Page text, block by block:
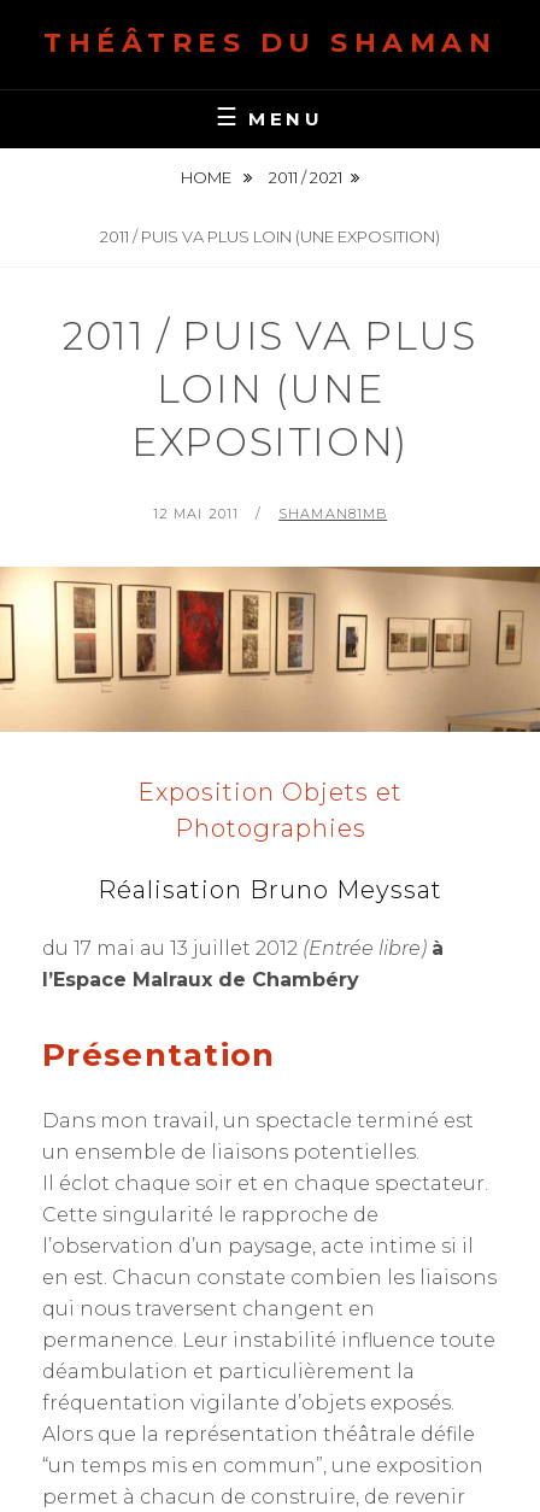
THÉÂTRES DU SHAMAN
MENU
HOME 2011 / 2021
2011 / PUIS VA PLUS LOIN (UNE EXPOSITION)
2011 / PUIS VA PLUS
LOIN (UNE
EXPOSITION)
P
E
O
N
12 MAI 2011
B
SHAMAN81MB
Exposition Objets et
Photographies
Réalisation Bruno Meyssat
du 17 mai au 13 juillet 2012 (Entrée libre) à
l’Espace Malraux de Chambéry
Présentation
Dans mon travail, un spectacle terminé est
un ensemble de liaisons potentielles.
Il éclot chaque soir et en chaque spectateur.
Cette singularité le rapproche de
l’observation d’un paysage, acte intime si il
en est. Chacun constate combien les liaisons
qui nous traversent changent en
permanence. Leur instabilité influence toute
déambulation et particulièrement la
fréquentation vigilante d’objets exposés.
Alors que la représentation théâtrale défile
“un temps mis en commun”, une exposition
permet à chacun de construire, de revenir